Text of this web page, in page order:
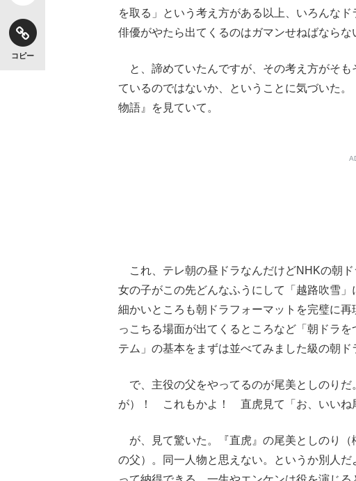
コピー
を取る」という考え方がある以上、いろんなド
俳優がやたら出てくるのはガマンせねばならな
と、諦めていたんですが、その考え方がそも
ているのではないか、ということに気づいた。
物語』を見ていて。
これ、テレ朝の昼ドラなんだけどNHKの朝
女の子がこの先どんなふうにして「越路吹雪
細かいところも朝ドラフォーマットを完璧に
っこちる場面が出てくるところなど「朝ドラ
テム」の基本をまずは並べてみました級の朝ド
で、主役の父をやってるのが尾美としのりだ
が）！ これもかよ！ 直虎見て「お、いいね
が、見て驚いた。『直虎』の尾美としのり（
の父）。同一人物と思えない。というか別人